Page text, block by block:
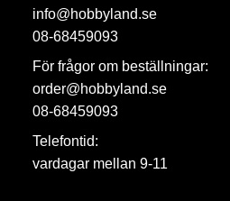
info@hobbyland.se
08-68459093
För frågor om beställningar:
order@hobbyland.se
08-68459093
Telefontid:
vardagar mellan 9-11